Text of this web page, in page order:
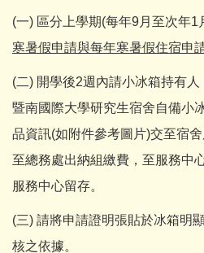
(一) 區分上學期(每年9月至次年1
寒暑假申請與每年寒暑假住宿申
(二) 開學後2週內請小冰箱持有
暨南國際大學研究生宿舍自備小
品資訊(如附件參考圖片)交至宿
至總務處出納組繳費，至服務中
服務中心留存。
(三) 請將申請證明張貼於冰箱明
核之依據。